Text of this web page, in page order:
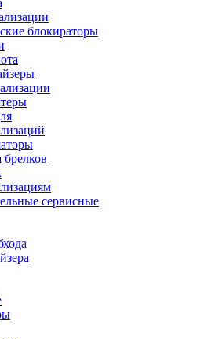
блoкираторы
сервисные